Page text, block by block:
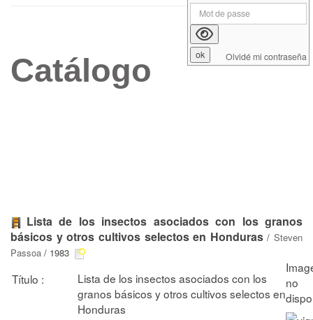
Catálogo
Lista de los insectos asociados con los granos
básicos y otros cultivos selectos en Honduras/ Steven
Passoa / 1983
Título :
Lista de los insectos asociados con los
granos básicos y otros cultivos selectos en
Honduras
Olvidé mi contraseña